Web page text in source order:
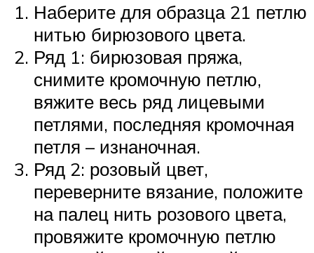
Наберите для образца 21 петлю
нитью бирюзового цвета.
Ряд 1: бирюзовая пряжа,
снимите кромочную петлю,
вяжите весь ряд лицевыми
петлями, последняя кромочная
петля – изнаночная.
Ряд 2: розовый цвет,
переверните вязание, положите
на палец нить розового цвета,
провяжите кромочную петлю